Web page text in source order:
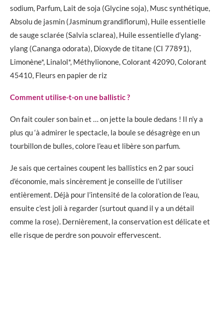
sodium, Parfum, Lait de soja (Glycine soja), Musc synthétique,
Absolu de jasmin (Jasminum grandiflorum), Huile essentielle
de sauge sclarée (Salvia sclarea), Huile essentielle d’ylang-
ylang (Cananga odorata), Dioxyde de titane (CI 77891),
Limonène*, Linalol*, Méthylionone, Colorant 42090, Colorant
45410, Fleurs en papier de riz
Comment utilise-t-on une ballistic ?
On fait couler son bain et … on jette la boule dedans ! Il n’y a
plus qu ‘à admirer le spectacle, la boule se désagrège en un
tourbillon de bulles, colore l’eau et libère son parfum.
Je sais que certaines coupent les ballistics en 2 par souci
d’économie, mais sincèrement je conseille de l’utiliser
entièrement. Déjà pour l’intensité de la coloration de l’eau,
ensuite c’est joli à regarder (surtout quand il y a un détail
comme la rose). Dernièrement, la conservation est délicate et
elle risque de perdre son pouvoir effervescent.